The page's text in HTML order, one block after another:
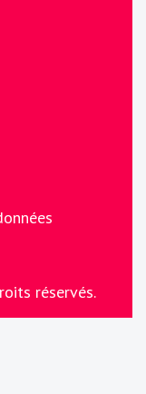
réservés.